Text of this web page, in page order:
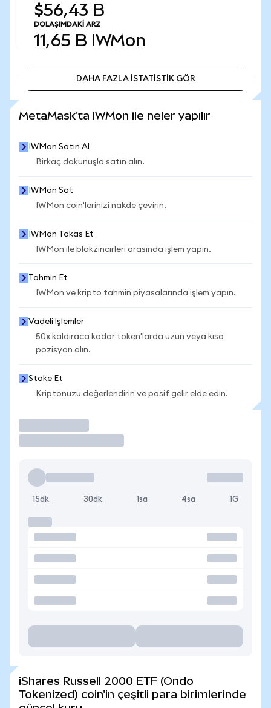
$56,43 B
DOLAŞIMDAKI ARZ
11,65 B IWMon
DAHA FAZLA İSTATİSTİK GÖR
MetaMask'ta IWMon ile neler yapılır
IWMon Satın Al
Birkaç dokunuşla satın alın.
IWMon Sat
IWMon coin'lerinizi nakde çevirin.
IWMon Takas Et
IWMon ile blokzincirleri arasında işlem yapın.
Tahmin Et
IWMon ve kripto tahmin piyasalarında işlem yapın.
Vadeli İşlemler
50x kaldıraca kadar token'larda uzun veya kısa
pozisyon alın.
Stake Et
Kriptonuzu değerlendirin ve pasif gelir elde edin.
15dk 30dk 1sa 4sa 1G
iShares Russell 2000 ETF (Ondo
Tokenized) coin'in çeşitli para birimlerinde